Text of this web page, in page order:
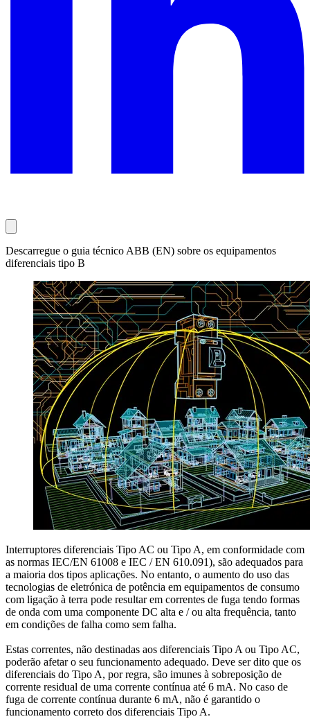
Descarregue o guia técnico ABB (EN) sobre os equipamentos
diferenciais tipo B
Interruptores diferenciais Tipo AC ou Tipo A, em conformidade com
as normas IEC/EN 61008 e IEC / EN 610.091), são adequados para
a maioria dos tipos aplicações. No entanto, o aumento do uso das
tecnologias de eletrónica de potência em equipamentos de consumo
com ligação à terra pode resultar em correntes de fuga tendo formas
de onda com uma componente DC alta e / ou alta frequência, tanto
em condições de falha como sem falha.
Estas correntes, não destinadas aos diferenciais Tipo A ou Tipo AC,
poderão afetar o seu funcionamento adequado. Deve ser dito que os
diferenciais do Tipo A, por regra, são imunes à sobreposição de
corrente residual de uma corrente contínua até 6 mA. No caso de
fuga de corrente contínua durante 6 mA, não é garantido o
funcionamento correto dos diferenciais Tipo A.